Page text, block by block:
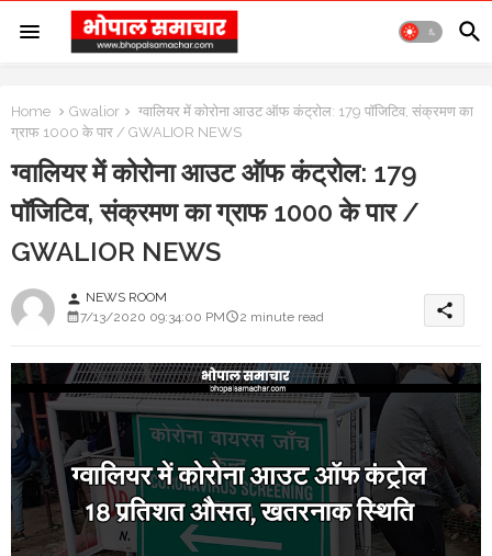
Home Gwalior
ग्वालियर में कोरोना आउट ऑफ कंट्रोल: 179 पॉजिटिव, संक्रमण का
ग्राफ 1000 के पार / GWALIOR NEWS
ग्वालियर में कोरोना आउट ऑफ कंट्रोल: 179
पॉजिटिव, संक्रमण का ग्राफ 1000 के पार /
GWALIOR NEWS
person NEWS ROOM
7/13/2020 09:34:00 PM
2 minute read share